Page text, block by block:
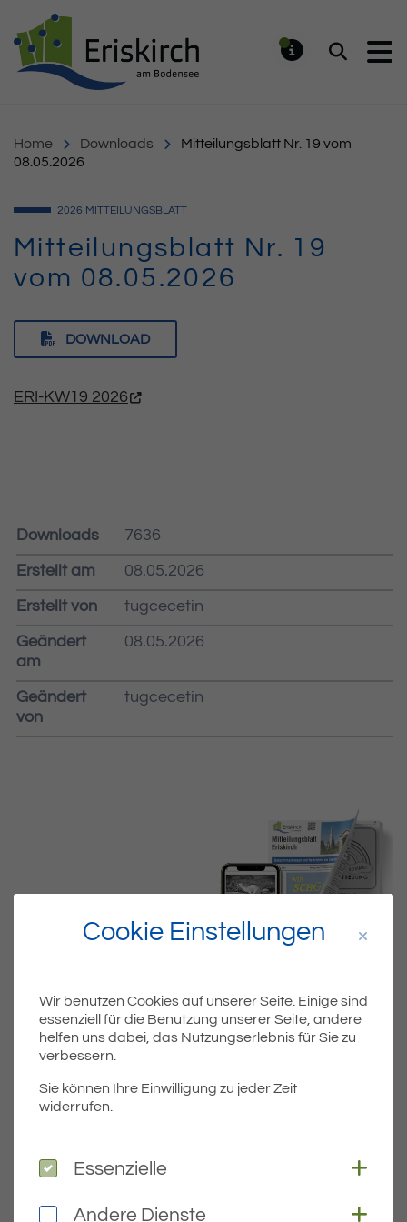
Suchen
Home Downloads
Mitteilungsblatt Nr. 19 vom
08.05.2026
2026 MITTEILUNGSBLATT
Mitteilungsblatt Nr. 19
vom 08.05.2026
DOWNLOAD
ERI-KW19 2026
Downloads 7636
Erstellt am 08.05.2026
Erstellt von tugcecetin
Geändert
am
08.05.2026
Geändert
von
tugcecetin
Dateiname
ERI_KW19_20_SEITEN.PDF
Dateigröße
Cookie Einstellungen
Wir benutzen Cookies auf unserer Seite. Einige sind
essenziell für die Benutzung unserer Seite, andere
helfen uns dabei, das Nutzungserlebnis für Sie zu
verbessern.
Sie können Ihre Einwilligung zu jeder Zeit
widerrufen.
Essenzielle
Essenzielle
Andere Dienste
Andere Dienste